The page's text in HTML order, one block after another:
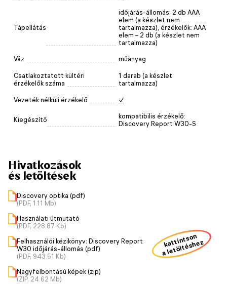
Tápellátás
időjárás-állomás: 2 db AAA
elem (a készlet nem
tartalmazza), érzékelők: AAA
elem – 2 db (a készlet nem
tartalmazza)
Váz műanyag
Csatlakoztatott kültéri
érzékelők száma
1 darab (a készlet
tartalmazza)
Vezeték nélküli érzékelő ✓
Kiegészítő
kompatibilis érzékelő:
Discovery Report W30-S
Hivatkozások
és letöltések
Discovery optika (pdf)
(PDF, 1.11 Mb)
Használati útmutató
(PDF, 228.87 Kb)
Felhasználói kézikönyv: Discovery Report
W30 időjárás-állomás (pdf)
(PDF, 943.51 Kb)
Nagyfelbontású képek (zip)
(ZIP, 24.62 Mb)
kattintson
a letöltéshez